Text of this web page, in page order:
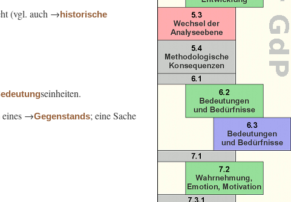
(vgl. auch →historische
seinheiten.
eines →Gegenstands; eine Sache